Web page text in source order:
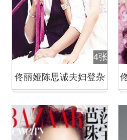
4张
佟丽娅陈思诚夫妇登杂